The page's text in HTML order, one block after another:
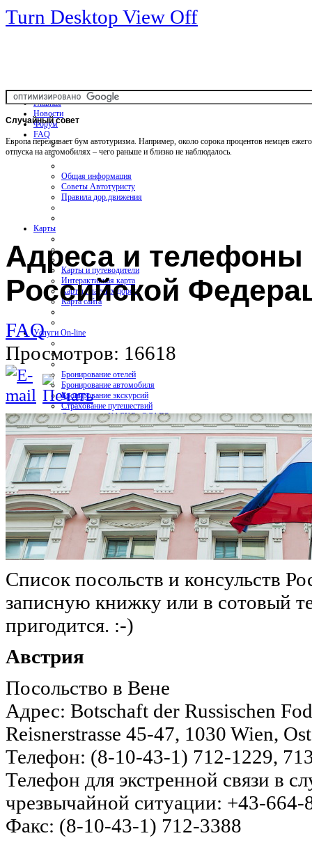
Turn Desktop View Off
Главная
Новости
Форум
FAQ
Общая информация
Советы Автотуристу
Правила дор.движения
Карты
Карты и путеводители
Интерактивная карта
Карты платных дорог
Карта сайта
Услуги On-line
Бронирование отелей
Бронирование автомобиля
Бронирование экскурсий
Страхование путешествий
Страхование КАСКО+ОСАГО
Мобильная связь и интернет
Контакт
Вход
Случайныйсовет
Европа переживает бум автотуризма. Например, около сорока процентов немцев
отпуска на автомобилях – чего раньше и близко не наблюдалось.
Адреса и телефоны
Российской
FAQ
Просмотров: 16618
Список посольств и консульств
записную книжку или в сотовый
пригодится. :-)
Австрия
Посольство в Вене
Адрес: Botschaft der Russischen
Reisnerstrasse 45-47, 1030 Wien,
Телефон: (8-10-43-1) 712-1229,
Телефон для экстренной связи в
чрезвычайной ситуации: +43-664-
Факс: (8-10-43-1) 712-3388